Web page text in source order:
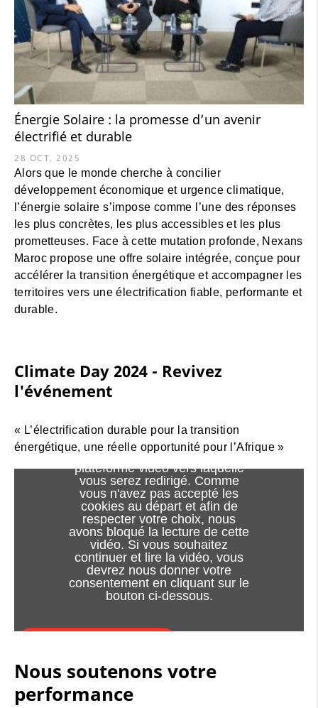
Énergie Solaire : la promesse d’un avenir
électrifié et durable
28 OCT. 2025
Alors que le monde cherche à concilier
développement économique et urgence climatique,
l’énergie solaire s’impose comme l’une des réponses
les plus concrètes, les plus accessibles et les plus
prometteuses. Face à cette mutation profonde, Nexans
Maroc propose une offre solaire intégrée, conçue pour
accélérer la transition énergétique et accompagner les
territoires vers une électrification fiable, performante et
durable.
Climate Day 2024 - Revivez
l'événement
« L’électrification durable pour la transition
énergétique, une réelle opportunité pour l’Afrique »
Le visionnage de cette vidéo
peut entraîner l'installation de
cookies par le fournisseur de la
plateforme vidéo vers laquelle
vous serez redirigé. Comme
vous n'avez pas accepté les
cookies au départ et afin de
respecter votre choix, nous
avons bloqué la lecture de cette
vidéo. Si vous souhaitez
continuer et lire la vidéo, vous
devrez nous donner votre
consentement en cliquant sur le
bouton ci-dessous.
Nous soutenons votre
performance